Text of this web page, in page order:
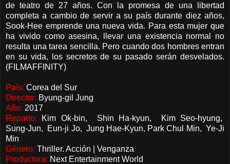
de teatro de 27 años. Con la promesa de una libertad
completa a cambio de servir a su país durante diez años,
Sook-Hee emprende una nueva vida. Para esta mujer que
ha vivido como asesina, llevar una existencia normal no
resulta una tarea sencilla. Pero cuando dos hombres entran
en su vida, los secretos de su pasado serán desvelados.
(FILMAFFINITY)
País: Corea del Sur
Director: Byung-gil Jung
Año: 2017
Reparto: Kim Ok-bin, Shin Ha-kyun, Kim Seo-hyung,
Sung-Jun, Eun-ji Jo, Jung Hae-Kyun, Park Chul Min, Ye-Ji
Min
Género: Thriller. Acción | Venganza
Productora: Next Entertainment World